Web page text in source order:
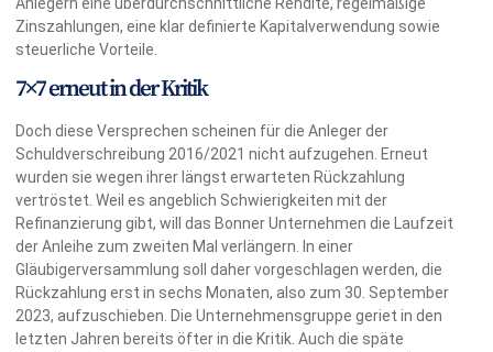
Zinszahlungen, eine klar definierte Kapitalverwendung sowie
steuerliche Vorteile.
7×7 erneut in der Kritik
Doch diese Versprechen scheinen für die Anleger der
Schuldverschreibung 2016/2021 nicht aufzugehen. Erneut
wurden sie wegen ihrer längst erwarteten Rückzahlung
vertröstet. Weil es angeblich Schwierigkeiten mit der
Refinanzierung gibt, will das Bonner Unternehmen die Laufzeit
der Anleihe zum zweiten Mal verlängern. In einer
Gläubigerversammlung soll daher vorgeschlagen werden, die
Rückzahlung erst in sechs Monaten, also zum 30. September
2023, aufzuschieben. Die Unternehmensgruppe geriet in den
letzten Jahren bereits öfter in die Kritik. Auch die späte